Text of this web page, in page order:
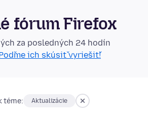
fórum Firefox
za posledných 24 hodín
ich skúsiť vyriešiť!
téme: Aktualizácie